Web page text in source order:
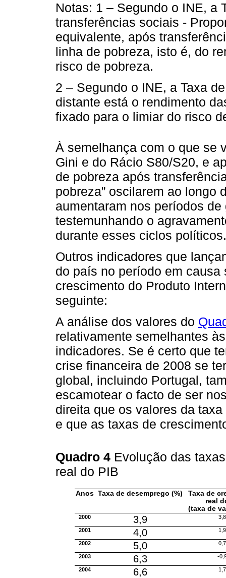
Notas: 1 – Segundo o INE, a
transferências sociais -
equivalente, após
linha de pobreza, isto é, do
risco de pobreza.
2 – Segundo o INE, a Taxa
distante está o rendimento
fixado para o limiar do risco
À semelhança com o que se
Gini e do Rácio S80/S20, e
de pobreza após
pobreza” oscilarem ao longo
aumentaram nos períodos
testemunhando o
durante esses ciclos políticos.
Outros indicadores que
do país no período em
crescimento do Produto
seguinte:
A análise dos valores do
relativamente semelhantes
indicadores. Se é certo que
crise financeira de 2008 se
global, incluindo Portugal,
escamotear o facto de ser
direita que os valores da
e que as taxas de
Quadro 4 Evolução das
real do PIB
Anos Taxa de desemprego (%)
Taxa de
real
(taxa de
2000 3,9
2001 4,0
2002 5,0
2003 6,3 -
2004 6,6